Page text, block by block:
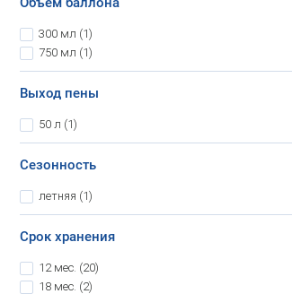
300 мл (1)
750 мл (1)
Выход пены
50 л (1)
Сезонность
летняя (1)
Срок хранения
12 мес. (20)
18 мес. (2)